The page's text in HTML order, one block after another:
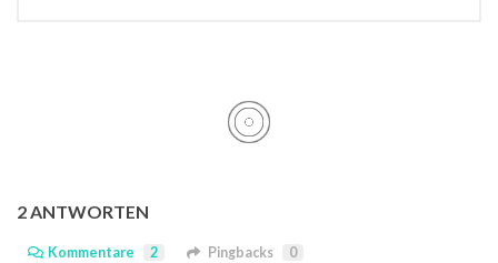
2 ANTWORTEN
Kommentare 2 Pingbacks 0